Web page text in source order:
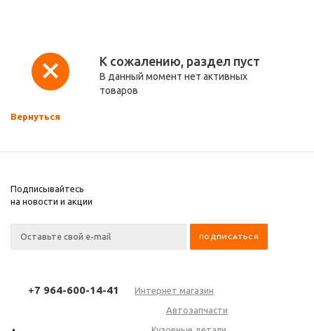
К сожалению, раздел пуст
В данный момент нет активных
товаров
Вернуться
Подписывайтесь
на новости и акции
+7 964-600-14-41
Интернет магазин
Автозапчасти